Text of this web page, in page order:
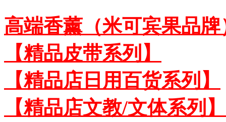
高端香薰（米可宾果品牌
【精品皮带系列】
【精品店日用百货系列】
【精品店文教/文体系列】